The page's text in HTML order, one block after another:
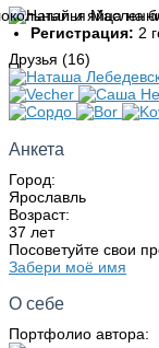
Регистрация: 2
Друзья (16)
Анкета
Город:
Ярославль
Возраст:
37 лет
Посоветуйте свои
Забери моё имя
О себе
Портфолио автора: